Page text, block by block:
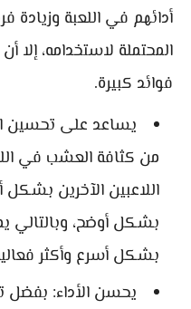
أدائهم في اللعبة وزيادة
المحتملة لاستخدامه، إلا
فوائد كبيرة.
يساعد على تحسين
من كثافة العشب في
اللاعبين الآخرين
بشكل أوضح، وبالتالي
بشكل أسرع وأكثر
يحسن الأداء: بفضل